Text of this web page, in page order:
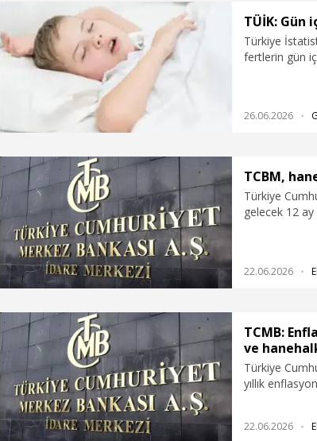
TÜİK: Gün
Türkiye
fertlerin gün
26.06.2026
TCBM,
Türkiye
gelecek 12 ay
22.06.2026
TCMB:
ve
Türkiye
yıllık
22.06.2026